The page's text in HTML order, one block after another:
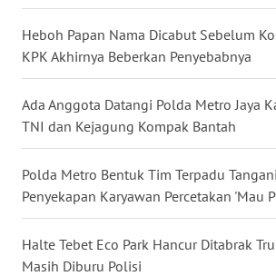
Heboh Papan Nama Dicabut Sebelum
KPK Akhirnya Beberkan Penyebabnya
Ada Anggota Datangi Polda Metro Jaya
TNI dan Kejagung Kompak Bantah
Polda Metro Bentuk Tim Terpadu
Penyekapan Karyawan Percetakan 'Mau
Halte Tebet Eco Park Hancur Ditabrak
Masih Diburu Polisi
NUSANTARA
JOGJA
JATIM
WN
BALI